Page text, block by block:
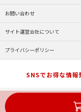
お問い合わせ
サイト運営会社について
プライバシーポリシー
SNSでお得な情報